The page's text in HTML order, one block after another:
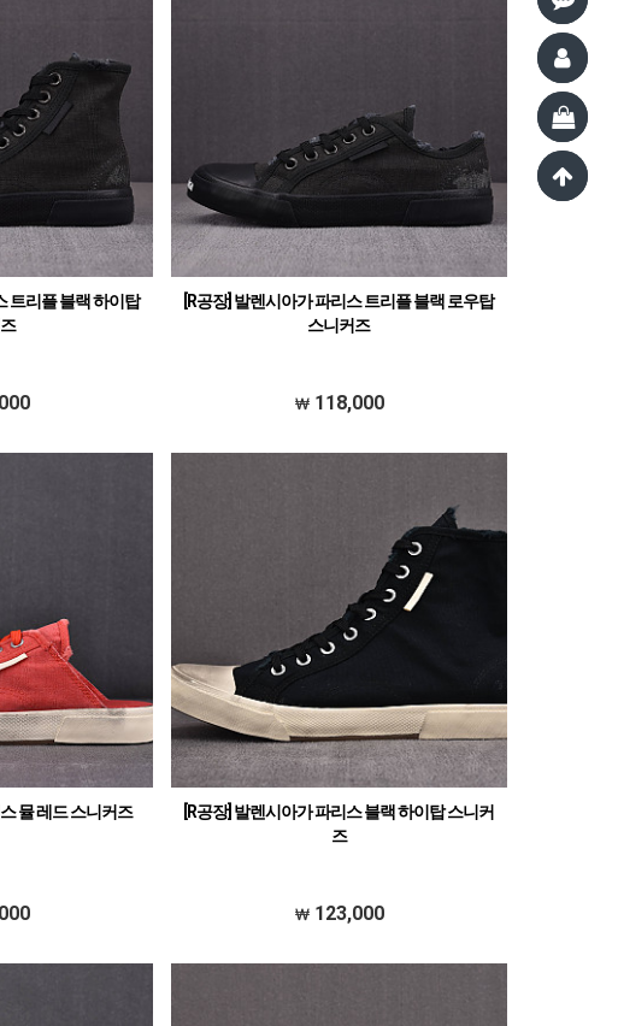
트리플 블랙 하이탑
[R공장] 발렌시아가 파리스 트리플 블랙 로우탑
스니커즈
118,000
뮬 레드 스니커즈
[R공장] 발렌시아가 파리스 블랙 하이탑 스니커
즈
123,000